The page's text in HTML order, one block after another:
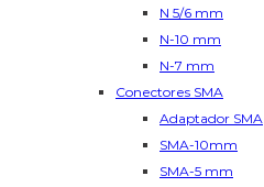
N 5/6 mm
N-10 mm
N-7 mm
Conectores SMA
Adaptador SMA
SMA-10mm
SMA-5 mm